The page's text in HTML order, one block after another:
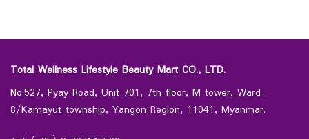
Total Wellness Lifestyle Beauty Mart CO., LTD.
No.527, Pyay Road, Unit 701, 7th floor, M tower, Ward
8/Kamayut township, Yangon Region, 11041, Myanmar.